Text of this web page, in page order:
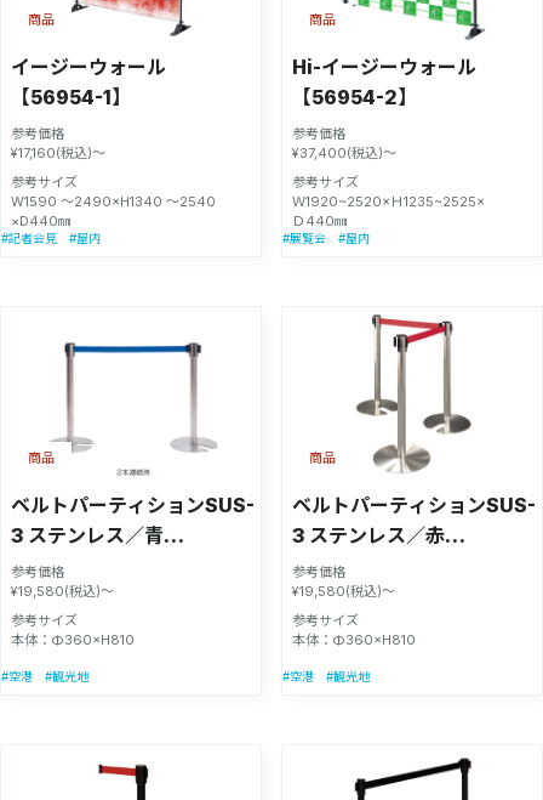
イージーウォール
【56954-1】
参考価格
¥17,160(税込)～
参考サイズ
W1590 〜2490×H1340 〜2540
×D440㎜
商品
#記者会見 #屋内
Hi-イージーウォール
【56954-2】
参考価格
¥37,400(税込)～
参考サイズ
Ｗ1920~2520×Ｈ1235~2525×
Ｄ440㎜
商品
#展覧会 #屋内
ベルトパーティションSUS-
3 ステンレス／青
H80cm【51354BLU】
参考価格
¥19,580(税込)～
参考サイズ
本体：Φ360×H810
商品
#空港 #観光地
ベルトパーティションSUS-
3 ステンレス／赤
H80cm【51354RED】
参考価格
¥19,580(税込)～
参考サイズ
本体：Φ360×H810
商品
#空港 #観光地